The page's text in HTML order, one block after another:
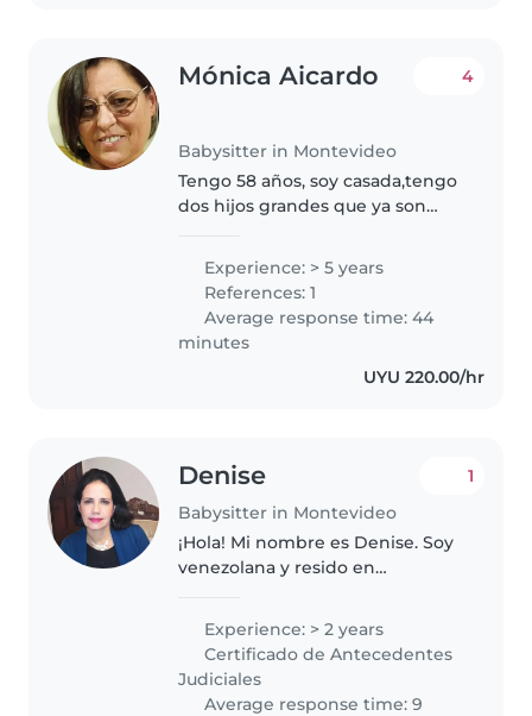
Mónica Aicardo
Babysitter in Montevideo
4
Tengo 58 años, soy casada,tengo
dos hijos grandes que ya son
noviembre del año pasado
estuve cuidando una nena tres
veces por semana. Me gustan
mucho los niños,trabajé..
Experience: > 5 years
References: 1
Average response time: 44
minutes
UYU 220.00/hr
Denise
Babysitter in Montevideo
1
¡Hola! Mi nombre es Denise. Soy
venezolana y resido en
2022. Me considero una persona
responsable, paciente, cariñosa y
comprometida con el bienestar
de los..
Experience: > 2 years
Certificado de Antecedentes
Judiciales
Average response time: 9